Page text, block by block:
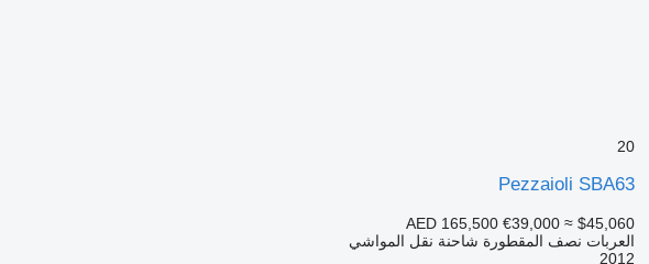
20
Pezzaioli SBA63
AED 165,500 €39,000 ≈ $45,060
العربات نصف المقطورة شاحنة نقل المواشي
2012